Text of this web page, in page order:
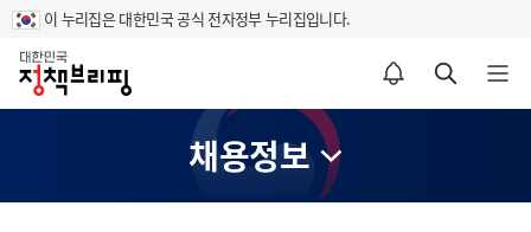
이 누리집은 대한민국 공식 전자정부 누리집입니다.
홈
알림설정 바로가기 검색 바로가기 메뉴 열기
채용정보